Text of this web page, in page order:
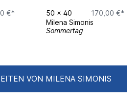
€*
50 x 40
170,00 €*
Milena Simonis
Sommertag
VON MILENA SIMONIS